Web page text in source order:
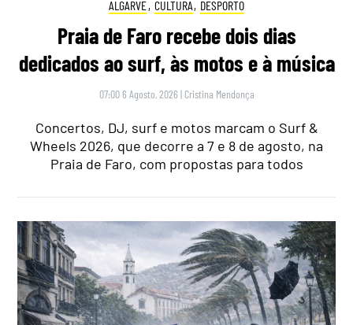
ALGARVE, CULTURA, DESPORTO
Praia de Faro recebe dois dias
dedicados ao surf, às motos e à música
07:00 6 Agosto, 2026 | Cristina Mendonça
Concertos, DJ, surf e motos marcam o Surf &
Wheels 2026, que decorre a 7 e 8 de agosto, na
Praia de Faro, com propostas para todos